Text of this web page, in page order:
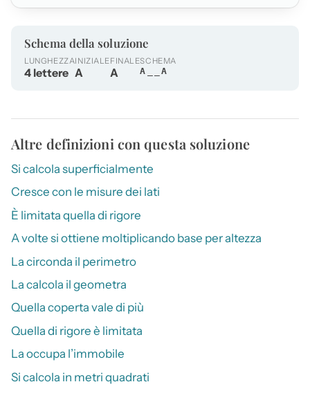
Schema della soluzione
LUNGHEZZA
4 lettere
INIZIALE
A
FINALE
A
SCHEMA
A__A
Altre definizioni con questa soluzione
Si calcola superficialmente
Cresce con le misure dei lati
È limitata quella di rigore
A volte si ottiene moltiplicando base per altezza
La circonda il perimetro
La calcola il geometra
Quella coperta vale di più
Quella di rigore è limitata
La occupa l’immobile
Si calcola in metri quadrati